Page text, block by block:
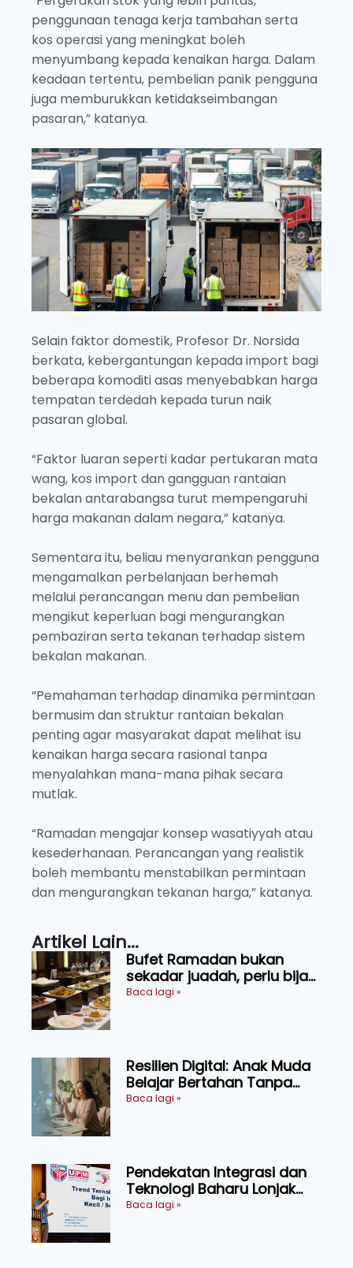
penggunaan tenaga kerja tambahan serta
kos operasi yang meningkat boleh
menyumbang kepada kenaikan harga. Dalam
keadaan tertentu, pembelian panik pengguna
juga memburukkan ketidakseimbangan
pasaran,” katanya.
Selain faktor domestik, Profesor Dr. Norsida
berkata, kebergantungan kepada import bagi
beberapa komoditi asas menyebabkan harga
tempatan terdedah kepada turun naik
pasaran global.
“Faktor luaran seperti kadar pertukaran mata
wang, kos import dan gangguan rantaian
bekalan antarabangsa turut mempengaruhi
harga makanan dalam negara,” katanya.
Sementara itu, beliau menyarankan pengguna
mengamalkan perbelanjaan berhemah
melalui perancangan menu dan pembelian
mengikut keperluan bagi mengurangkan
pembaziran serta tekanan terhadap sistem
bekalan makanan.
“Pemahaman terhadap dinamika permintaan
bermusim dan struktur rantaian bekalan
penting agar masyarakat dapat melihat isu
kenaikan harga secara rasional tanpa
menyalahkan mana-mana pihak secara
mutlak.
“Ramadan mengajar konsep wasatiyyah atau
kesederhanaan. Perancangan yang realistik
boleh membantu menstabilkan permintaan
dan mengurangkan tekanan harga,” katanya.
Artikel Lain...
Bufet Ramadan bukan
sekadar juadah, perlu bijak
memilih dan selamat
Baca lagi »
Resilien Digital: Anak Muda
Belajar Bertahan Tanpa
Perlu Menekan Diri
Baca lagi »
Pendekatan Integrasi dan
Teknologi Baharu Lonjak
Produktiviti Ternakan
Baca lagi »